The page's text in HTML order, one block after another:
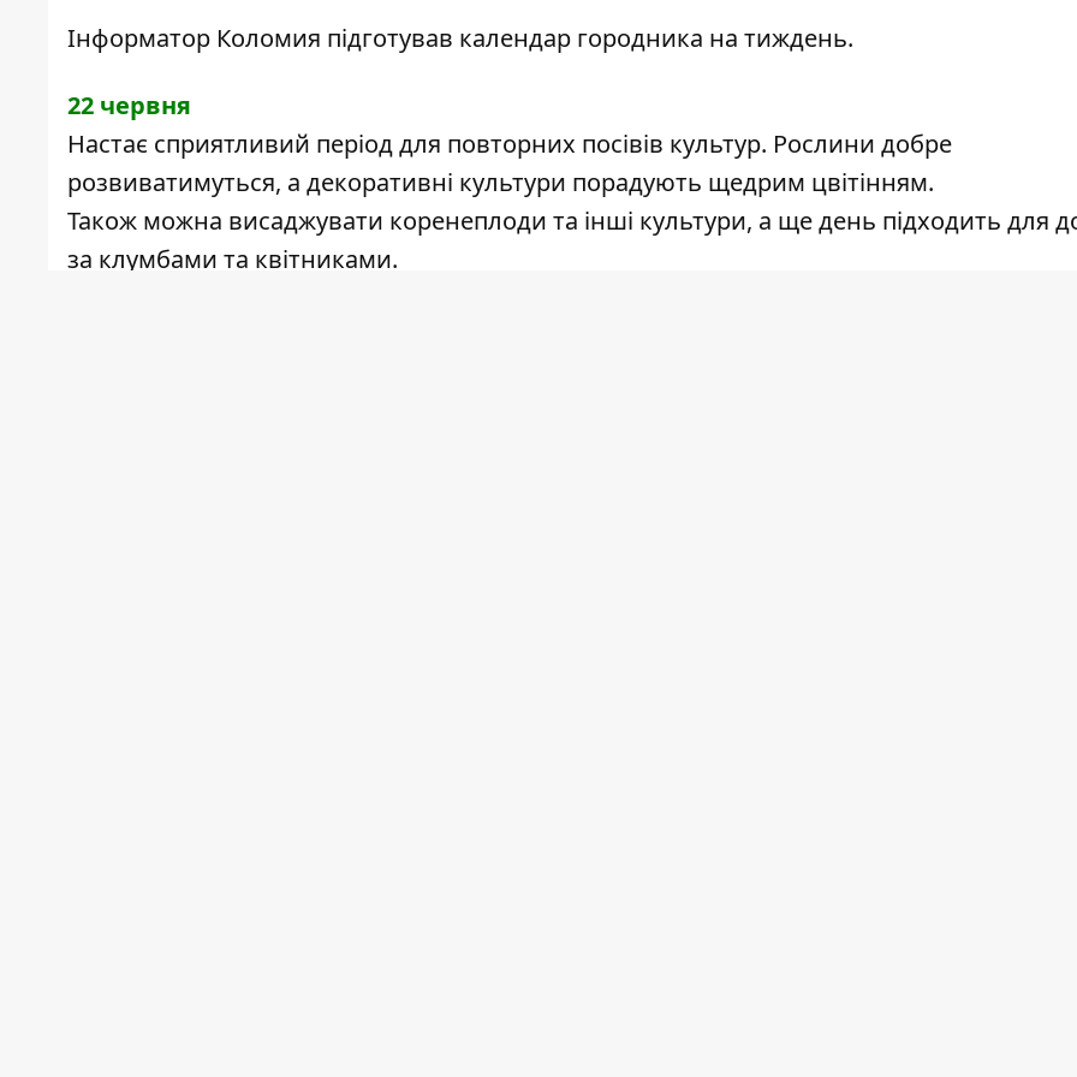
Інформатор Коломия підготував календар городника на тиждень.
22 червня
Настає сприятливий період для повторних посівів культур. Рослини добре
розвиватимуться, а декоративні культури порадують щедрим цвітінням.
Також можна висаджувати коренеплоди та інші культури, а ще день підходить для
за клумбами та квітниками.